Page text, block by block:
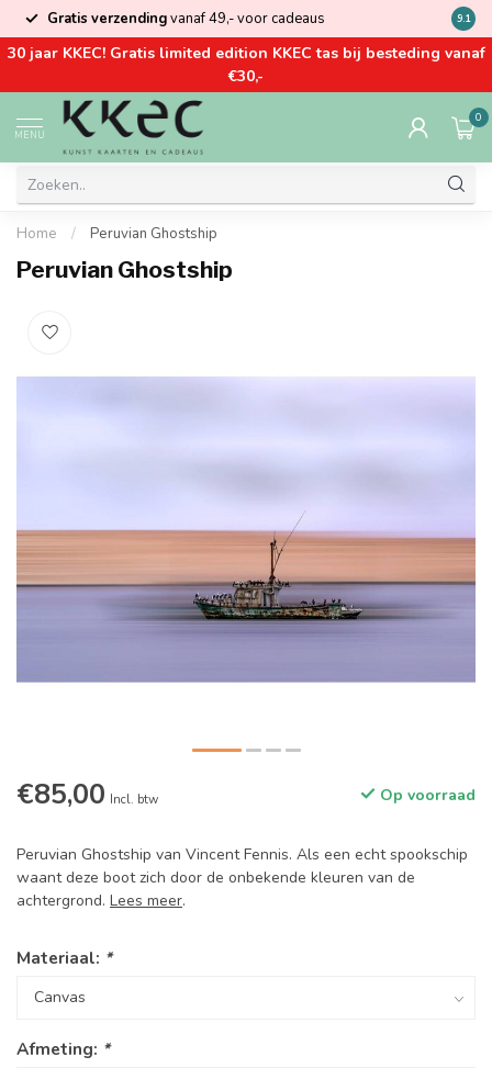
Gratis verzendingvanaf 49,- voor cadeaus Kom
9.1
30 jaar KKEC! Gratis limited edition KKEC tas bij besteding vanaf
€30,-
MENU
0
Home / Peruvian Ghostship
Peruvian Ghostship
€85,00 Incl. btw Op voorraad
Peruvian Ghostship van Vincent Fennis. Als een echt spookschip
waant deze boot zich door de onbekende kleuren van de
achtergrond. Lees meer.
Materiaal: *
Afmeting: *